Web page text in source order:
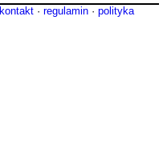
kontakt · regulamin · polityka